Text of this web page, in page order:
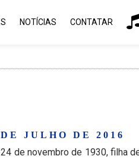
NOTÍCIAS CONTATAR
JULHO DE 2016
de novembro de 1930, filha